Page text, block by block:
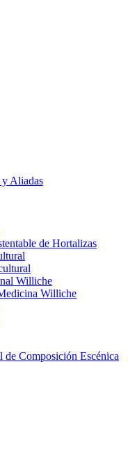
y Aliadas
de Hortalizas
Williche
Williche
de Composición Escénica